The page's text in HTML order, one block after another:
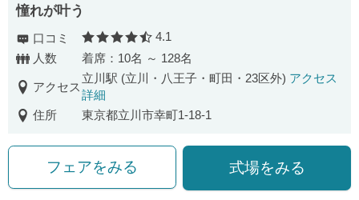
憧れが叶う
口コミ 口コミ評価
4.1
人数
着席：10名 ～ 128名
アクセス
立川駅 (立川・八王子・町田・23区外) アクセス
詳細
住所
東京都立川市幸町1-18-1
フェアをみる 式場をみる